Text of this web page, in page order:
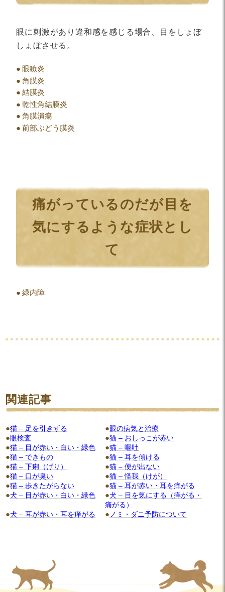
眼に刺激があり違和感を感じる場合、目をしょぼ
しょぼさせる。
眼瞼炎
角膜炎
結膜炎
乾性角結膜炎
角膜潰瘍
前部ぶどう膜炎
痛がっているのだが目を
気にするような症状とし
て
緑内障
関連記事
猫 – 足を引きずる
眼の病気と治療
眼検査
猫 – おしっこが赤い
猫 – 目が赤い・白い・緑色
猫 – 嘔吐
猫 – できもの
猫 – 耳を傾ける
猫 – 下痢（げり）
猫 – 便が出ない
猫 – 口が臭い
猫 – 怪我（けが）
猫 – 歩きたがらない
猫 – 耳が赤い・耳を痒がる
犬 – 目が赤い・白い・緑色
犬 – 目を気にする（痒がる・
痛がる）
犬 – 耳が赤い・耳を痒がる
ノミ・ダニ予防について